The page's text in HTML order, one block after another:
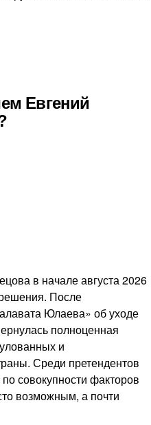
Евгений
в начале августа 2026
решения. После
Юлаева» об уходе
полноценная
и
Среди претендентов
совокупности факторов
возможным, а почти